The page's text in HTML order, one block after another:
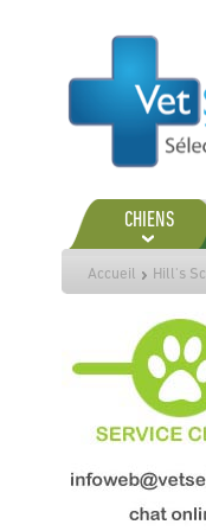
contenu
CHIENS
Accueil Hill's